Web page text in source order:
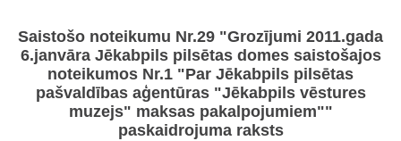
Saistošo noteikumu Nr.29 "Grozījumi 2011.gada
6.janvāra Jēkabpils pilsētas domes saistošajos
noteikumos Nr.1 "Par Jēkabpils pilsētas
pašvaldības aģentūras "Jēkabpils vēstures
muzejs" maksas pakalpojumiem""
paskaidrojuma raksts